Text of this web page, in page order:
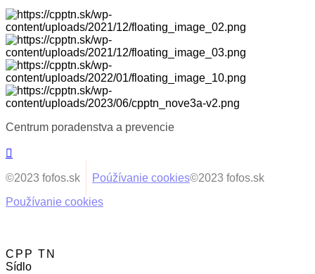
Centrum poradenstva a prevencie
©2023 fofos.sk Poúžívanie cookies©2023 fofos.sk
Používanie cookies
CPP TN
Sídlo